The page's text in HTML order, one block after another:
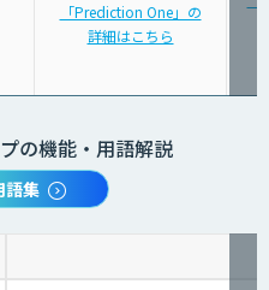
「Prediction One」の
詳細はこちら
の機能・用語解説
語集